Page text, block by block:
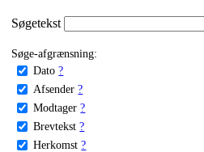
Søgetekst
Søge-afgrænsning:
Dato ?
Afsender ?
Modtager ?
Brevtekst ?
Herkomst ?